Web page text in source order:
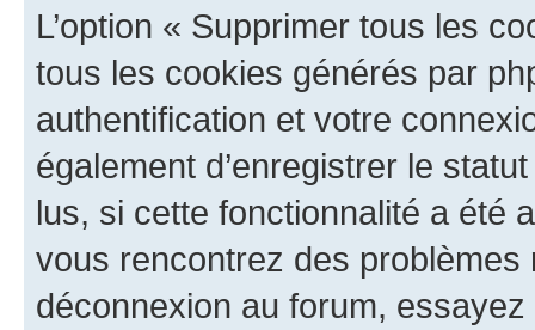
L’option « Supprimer tous les
tous les cookies générés par
authentification et votre
également d’enregistrer le
lus, si cette fonctionnalité a été
vous rencontrez des
déconnexion au forum,